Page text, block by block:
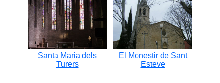
Santa Maria dels
Turers
El Monestir de Sant
Esteve